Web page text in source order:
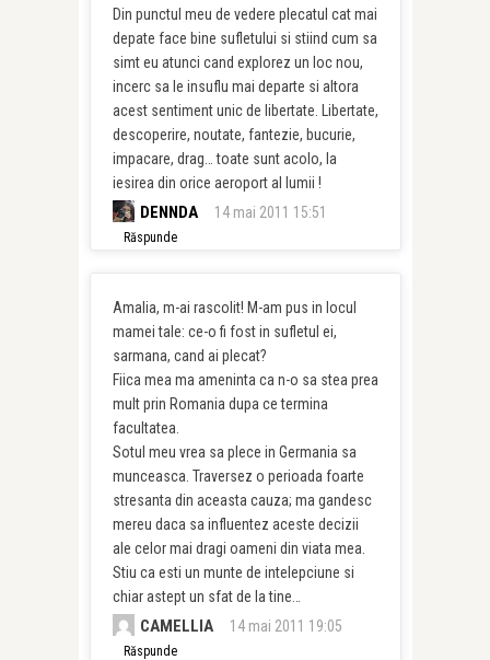
Din punctul meu de vedere plecatul cat mai
depate face bine sufletului si stiind cum sa
simt eu atunci cand explorez un loc nou,
incerc sa le insuflu mai departe si altora
acest sentiment unic de libertate. Libertate,
descoperire, noutate, fantezie, bucurie,
impacare, drag… toate sunt acolo, la
iesirea din orice aeroport al lumii !
DENNDA 14 mai 2011 15:51
Răspunde
Amalia, m-ai rascolit! M-am pus in locul
mamei tale: ce-o fi fost in sufletul ei,
sarmana, cand ai plecat?
Fiica mea ma ameninta ca n-o sa stea prea
mult prin Romania dupa ce termina
facultatea.
Sotul meu vrea sa plece in Germania sa
munceasca. Traversez o perioada foarte
stresanta din aceasta cauza; ma gandesc
mereu daca sa influentez aceste decizii
ale celor mai dragi oameni din viata mea.
Stiu ca esti un munte de intelepciune si
chiar astept un sfat de la tine…
CAMELLIA 14 mai 2011 19:05
Răspunde